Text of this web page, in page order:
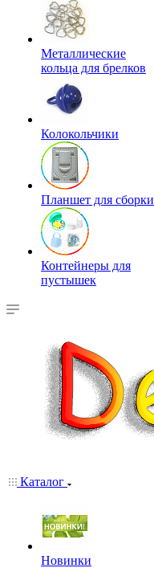
Металлические
кольца для брелков
Колокольчики
Планшет для сборки
Контейнеры для
пустышек
Каталог
Новинки